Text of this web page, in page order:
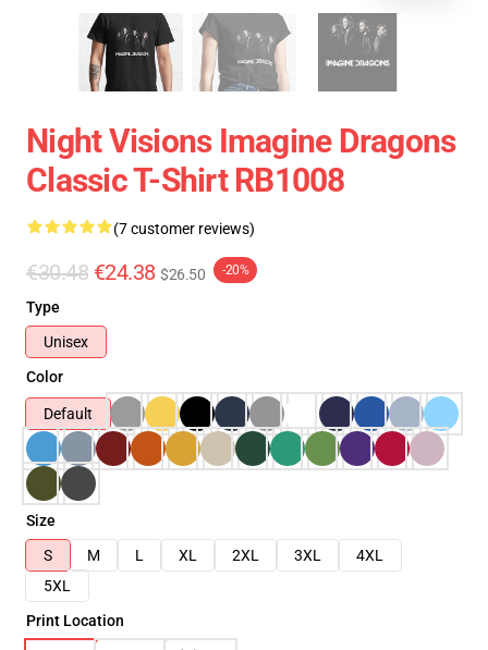
Night Visions Imagine Dragons
Classic T-Shirt RB1008
(7 customer reviews)
€30.48 €24.38 $26.50 -20%
Type
Unisex
Color
Default
Size
S
M L XL 2XL 3XL
4XL
5XL
Print Location